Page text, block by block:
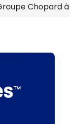
Chopard